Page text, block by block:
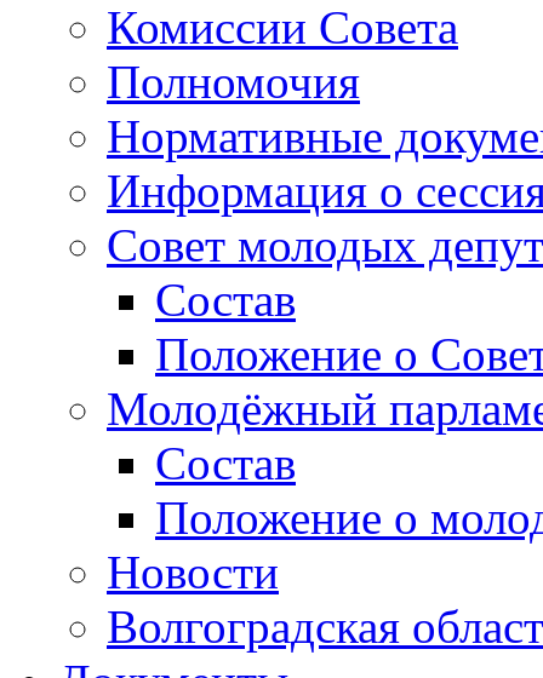
Комиссии Совета
Полномочия
Нормативные
Информация о
Совет молодых
Состав
Положение о
Молодёжный
Состав
Положение о
Новости
Волгоградская